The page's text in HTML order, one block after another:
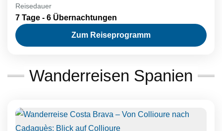
begehrt: versteckte Buchten, großartige
Klippenpfade, charmante kleine Fischerorte.
Reisedauer
7 Tage - 6 Übernachtungen
Zum Reiseprogramm
Wanderreisen Spanien